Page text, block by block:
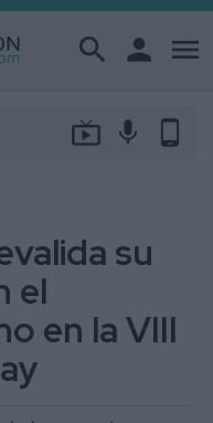
search person menu
live_tv mic phone_android
su
el
en la VIII